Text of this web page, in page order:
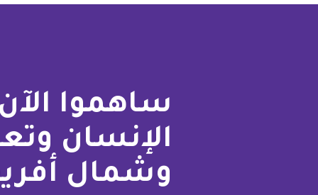
ساهموا
الإنسان
وشمال